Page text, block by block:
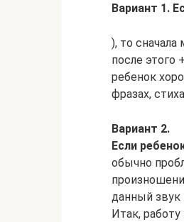
Вариант 1.
), то
после этого
ребенок
фразах,
Вариант 2.
Если
обычно
данный звук
Итак,